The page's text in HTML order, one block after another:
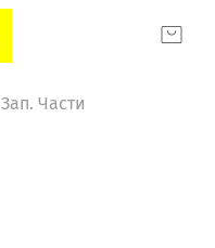
Зап. Части